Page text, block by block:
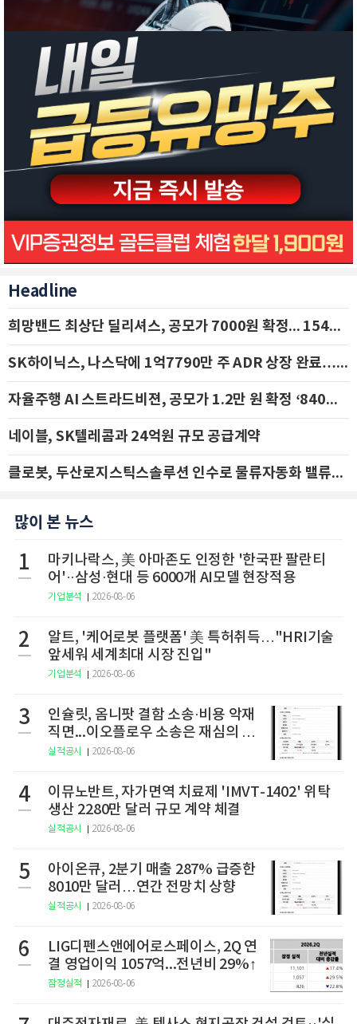
Headline
희망밴드 최상단 딜리셔스, 공모가 7000원 확정... 154억 규모 IPO 돌입
SK하이닉스, 나스닥에 1억7790만 주 ADR 상장 완료…29일 국내 추가 상장
자율주행 AI 스트라드비젼, 공모가 1.2만 원 확정 ‘840억 수혈’
네이블, SK텔레콤과 24억원 규모 공급계약
클로봇, 두산로지스틱스솔루션 인수로 물류자동화 밸류체인 확장 추진 - IBK투자증권
많이 본 뉴스
1
마키나락스, 美 아마존도 인정한 '한국판 팔란티
어'··삼성·현대 등 6000개 AI모델 현장적용
기업분석 2026-08-06
2
알트, '케어로봇 플랫폼' 美 특허취득…"HRI기술
앞세워 세계최대 시장 진입"
기업분석 2026-08-06
3
인슐릿, 옴니팟 결함 소송·비용 악재
직면...이오플로우 소송은 재심의 청
구
실적공시 2026-08-06
4
이뮤노반트, 자가면역 치료제 'IMVT-1402' 위탁
생산 2280만 달러 규모 계약 체결
실적공시 2026-08-06
5
아이온큐, 2분기 매출 287% 급증한
8010만 달러…연간 전망치 상향
실적공시 2026-08-06
6
LIG디펜스앤에어로스페이스, 2Q 연
결 영업이익 1057억...전년비 29%↑
잠정실적 2026-08-06